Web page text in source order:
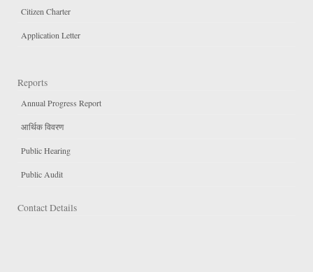
Citizen Charter
Application Letter
Reports
Annual Progress Report
आर्थिक विवरण
Public Hearing
Public Audit
Contact Details